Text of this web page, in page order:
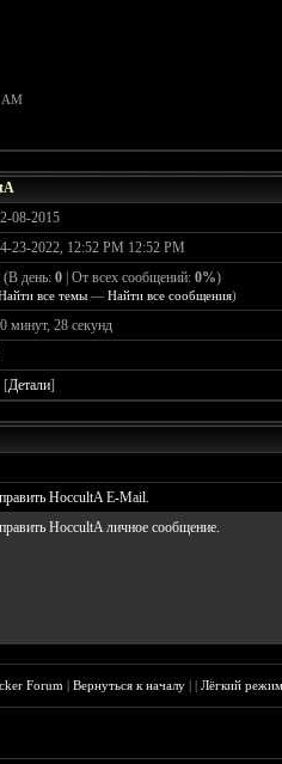
AM
08-2015
23-2022, 12:52 PM 12:52 PM
(В день:0 | От всех сообщений:0%)
все темы —Найти все сообщения)
минут, 28 секунд
[Детали]
HoccultA E-Mail.
HoccultA личное сообщение.
Forum |Вернуться к началу ||Лёгкий